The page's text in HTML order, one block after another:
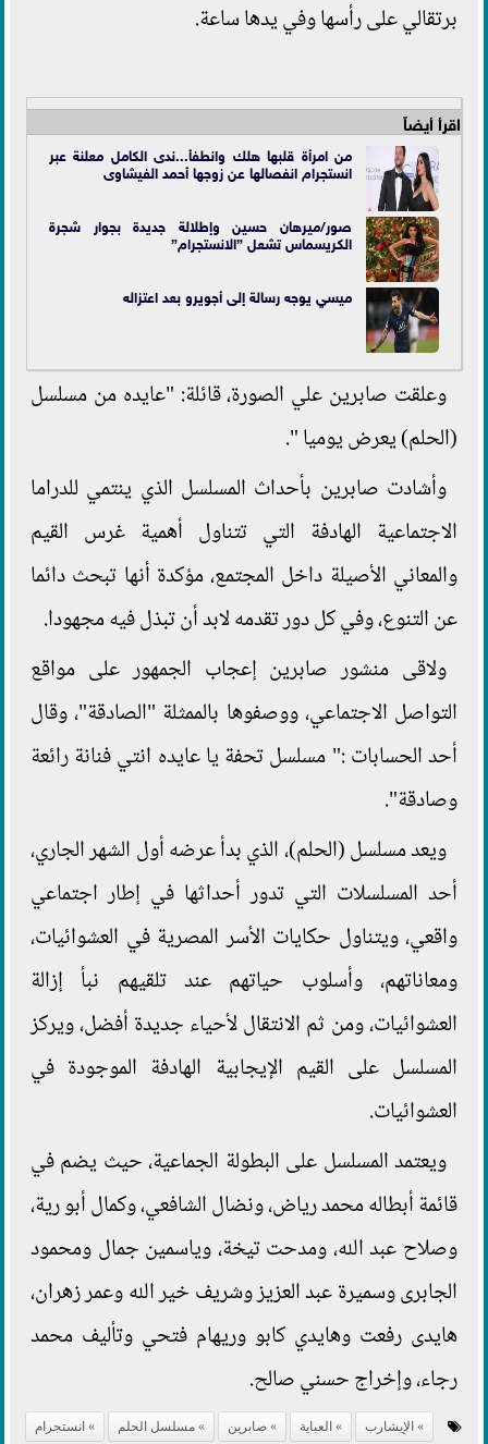
برتقالي على رأسها وفي يدها ساعة.
اقرأ أيضاً
من امرأة قلبها هلك وانطفأ...ندى الكامل معلنة عبر
انستجرام انفصالها عن زوجها أحمد الفيشاوى
صور/ميرهان حسين وإطلالة جديدة بجوار شجرة
الكريسماس تشعل ”الانستجرام”
ميسي يوجه رسالة إلى أجويرو بعد اعتزاله
وعلقت صابرين علي الصورة، قائلة: "عايده من مسلسل
(الحلم) يعرض يوميا ".
وأشادت صابرين بأحداث المسلسل الذي ينتمي للدراما
الاجتماعية الهادفة التي تتناول أهمية غرس القيم
والمعاني الأصيلة داخل المجتمع، مؤكدة أنها تبحث دائما
عن التنوع، وفي كل دور تقدمه لابد أن تبذل فيه مجهودا.
ولاقى منشور صابرين إعجاب الجمهور على مواقع
التواصل الاجتماعي، ووصفوها بالممثلة "الصادقة"، وقال
أحد الحسابات :" مسلسل تحفة يا عايده انتي فنانة رائعة
وصادقة".
ويعد مسلسل (الحلم)، الذي بدأ عرضه أول الشهر الجاري،
أحد المسلسلات التي تدور أحداثها في إطار اجتماعي
واقعي، ويتناول حكايات الأسر المصرية في العشوائيات،
ومعاناتهم، وأسلوب حياتهم عند تلقيهم نبأ إزالة
العشوائيات، ومن ثم الانتقال لأحياء جديدة أفضل، ويركز
المسلسل على القيم الإيجابية الهادفة الموجودة في
العشوائيات.
ويعتمد المسلسل على البطولة الجماعية، حيث يضم في
قائمة أبطاله محمد رياض، ونضال الشافعي، وكمال أبو رية،
وصلاح عبد الله، ومدحت تيخة، وياسمين جمال ومحمود
الجابرى وسميرة عبد العزيز وشريف خير الله وعمر زهران،
هايدى رفعت وهايدي كابو وريهام فتحي وتأليف محمد
رجاء، وإخراج حسني صالح.
الإيشارب العباية صابرين مسلسل الحلم انستجرام